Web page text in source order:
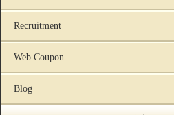
Recruitment
Web Coupon
Blog